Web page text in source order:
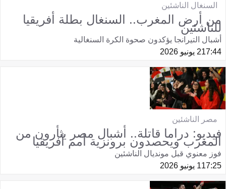
السنغال الناشئين
من أرض المغرب.. السنغال بطلة أفريقيا
للناشئين
أشبال التيرانجا يؤكدون صحوة الكرة السنغالية
17:442 يونيو 2026
مصر الناشئين
فيديو: دراما قاتلة.. أشبال مصر يثأرون من
المغرب ويحصدون برونزية أمم أفريقيا
فوز معنوي قبل مونديال الناشئين
17:251 يونيو 2026